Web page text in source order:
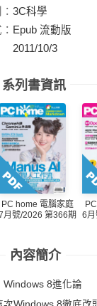
3C科學
Epub 流動版
2011/10/3
系列書資訊
PC home 電腦家庭
月號/2026 第366期
6月
內容簡介
Windows 8進化論